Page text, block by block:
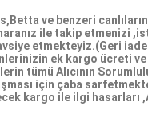
ve benzeri
ile takip etmenizi
etmekteyiz.(Geri
ek kargo ücreti
Alıcının
için çaba
kargo ile ilgi hasarları